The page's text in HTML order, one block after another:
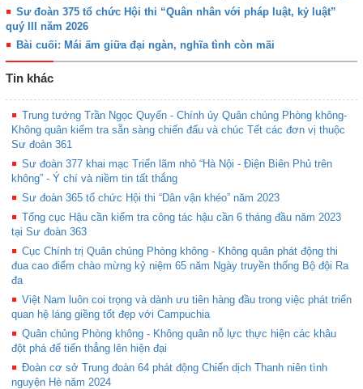
Sư đoàn 375 tổ chức Hội thi “Quân nhân với pháp luật, kỷ luật”
quý III năm 2026
Bài cuối: Mái ấm giữa đại ngàn, nghĩa tình còn mãi
Tin khác
Trung tướng Trần Ngọc Quyến - Chính ủy Quân chủng Phòng không-
Không quân kiểm tra sẵn sàng chiến đấu và chúc Tết các đơn vị thuộc
Sư đoàn 361
Sư đoàn 377 khai mạc Triển lãm nhỏ “Hà Nội - Điện Biên Phủ trên
không” - Ý chí và niềm tin tất thắng
Sư đoàn 365 tổ chức Hội thi “Dân vận khéo” năm 2023
Tổng cục Hậu cần kiểm tra công tác hậu cần 6 tháng đầu năm 2023
tại Sư đoàn 363
Cục Chính trị Quân chủng Phòng không - Không quân phát động thi
đua cao điểm chào mừng kỷ niệm 65 năm Ngày truyền thống Bộ đội Ra
đa
Việt Nam luôn coi trọng và dành ưu tiên hàng đầu trong việc phát triển
quan hệ láng giềng tốt đẹp với Campuchia
Quân chủng Phòng không - Không quân nỗ lực thực hiện các khâu
đột phá để tiến thẳng lên hiện đại
Đoàn cơ sở Trung đoàn 64 phát động Chiến dịch Thanh niên tình
nguyện Hè năm 2024